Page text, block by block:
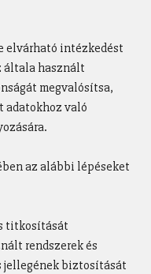
elvárható intézkedést
általa használt
megvalósítsa,
való
az alábbi lépéseket
titkosítását
rendszerek és
jellegének biztosítását